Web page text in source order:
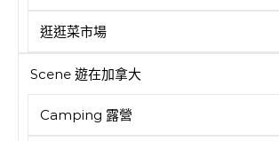
逛逛菜市場
Scene 遊在加拿大
Camping 露營